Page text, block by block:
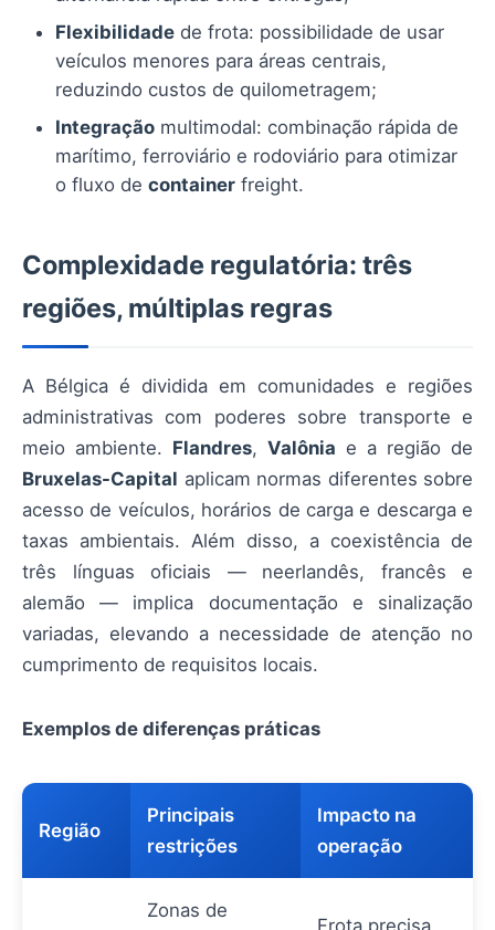
Flexibilidade de frota: possibilidade de usar
veículos menores para áreas centrais,
reduzindo custos de quilometragem;
Integração multimodal: combinação rápida de
marítimo, ferroviário e rodoviário para otimizar
o fluxo de container freight.
Complexidade regulatória: três
regiões, múltiplas regras
A Bélgica é dividida em comunidades e regiões
administrativas com poderes sobre transporte e
meio ambiente. Flandres, Valônia e a região de
Bruxelas-Capital aplicam normas diferentes sobre
acesso de veículos, horários de carga e descarga e
taxas ambientais. Além disso, a coexistência de
três línguas oficiais — neerlandês, francês e
alemão — implica documentação e sinalização
variadas, elevando a necessidade de atenção no
cumprimento de requisitos locais.
Exemplos de diferenças práticas
Região
Principais
restrições
Impacto na
operação
Zonas de
Frota precisa